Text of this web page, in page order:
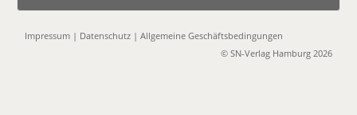
Impressum | Datenschutz |Allgemeine Geschäftsbedingungen
© SN-Verlag Hamburg 2026